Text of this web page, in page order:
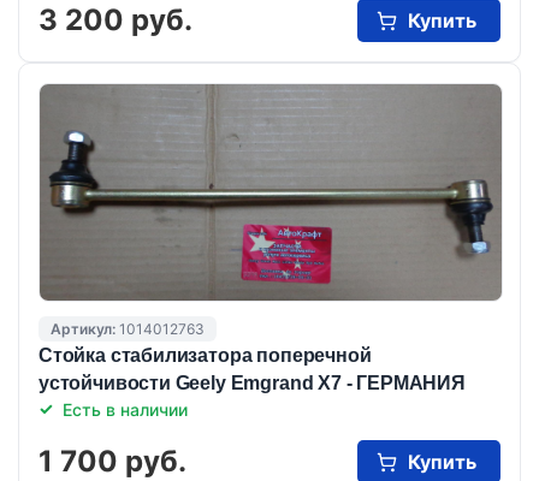
3 200 руб. Купить
Артикул: 1014012763
Стойка стабилизатора поперечной
устойчивости Geely Emgrand X7 - ГЕРМАНИЯ
Есть в наличии
1 700 руб. Купить